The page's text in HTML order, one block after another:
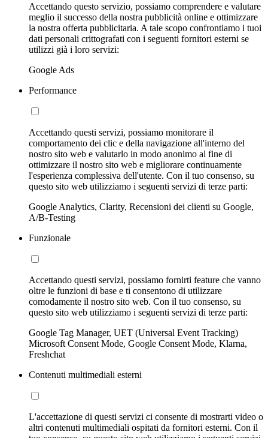
Accettando questo servizio, possiamo comprendere e valutare
meglio il successo della nostra pubblicità online e ottimizzare
la nostra offerta pubblicitaria. A tale scopo confrontiamo i tuoi
dati personali crittografati con i seguenti fornitori esterni se
utilizzi già i loro servizi:
Google Ads
Performance
Accettando questi servizi, possiamo monitorare il
comportamento dei clic e della navigazione all'interno del
nostro sito web e valutarlo in modo anonimo al fine di
ottimizzare il nostro sito web e migliorare continuamente
l'esperienza complessiva dell'utente. Con il tuo consenso, su
questo sito web utilizziamo i seguenti servizi di terze parti:
Google Analytics, Clarity, Recensioni dei clienti su Google,
A/B-Testing
Funzionale
Accettando questi servizi, possiamo fornirti feature che vanno
oltre le funzioni di base e ti consentono di utilizzare
comodamente il nostro sito web. Con il tuo consenso, su
questo sito web utilizziamo i seguenti servizi di terze parti:
Google Tag Manager, UET (Universal Event Tracking)
Microsoft Consent Mode, Google Consent Mode, Klarna,
Freshchat
Contenuti multimediali esterni
L'accettazione di questi servizi ci consente di mostrarti video o
altri contenuti multimediali ospitati da fornitori esterni. Con il